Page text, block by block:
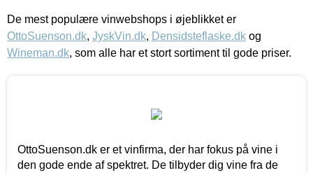
De mest populære vinwebshops i øjeblikket er
OttoSuenson.dk, JyskVin.dk, Densidsteflaske.dk og
Wineman.dk, som alle har et stort sortiment til gode priser.
OttoSuenson.dk er et vinfirma, der har fokus på vine i
den gode ende af spektret. De tilbyder dig vine fra de